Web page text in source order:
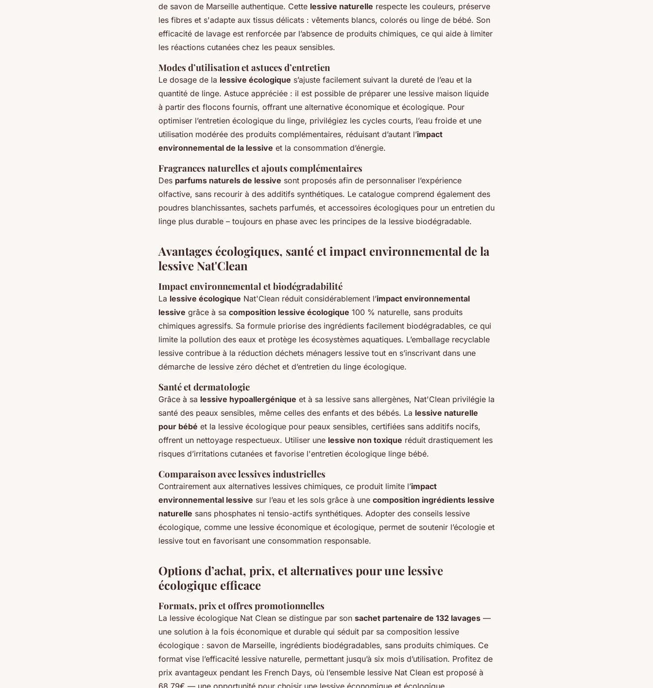
de savon de Marseille authentique. Cette lessive naturelle respecte les couleurs, préserve
les fibres et s'adapte aux tissus délicats : vêtements blancs, colorés ou linge de bébé. Son
efficacité de lavage est renforcée par l’absence de produits chimiques, ce qui aide à limiter
les réactions cutanées chez les peaux sensibles.
Modes d’utilisation et astuces d’entretien
Le dosage de la lessive écologique s’ajuste facilement suivant la dureté de l’eau et la
quantité de linge. Astuce appréciée : il est possible de préparer une lessive maison liquide
à partir des flocons fournis, offrant une alternative économique et écologique. Pour
optimiser l’entretien écologique du linge, privilégiez les cycles courts, l’eau froide et une
utilisation modérée des produits complémentaires, réduisant d’autant l’impact
environnemental de la lessive et la consommation d’énergie.
Fragrances naturelles et ajouts complémentaires
Des parfums naturels de lessive sont proposés afin de personnaliser l’expérience
olfactive, sans recourir à des additifs synthétiques. Le catalogue comprend également des
poudres blanchissantes, sachets parfumés, et accessoires écologiques pour un entretien du
linge plus durable – toujours en phase avec les principes de la lessive biodégradable.
Avantages écologiques, santé et impact environnemental de la
lessive Nat'Clean
Impact environnemental et biodégradabilité
La lessive écologique Nat'Clean réduit considérablement l’impact environnemental
lessive grâce à sa composition lessive écologique 100 % naturelle, sans produits
chimiques agressifs. Sa formule priorise des ingrédients facilement biodégradables, ce qui
limite la pollution des eaux et protège les écosystèmes aquatiques. L’emballage recyclable
lessive contribue à la réduction déchets ménagers lessive tout en s’inscrivant dans une
démarche de lessive zéro déchet et d’entretien du linge écologique.
Santé et dermatologie
Grâce à sa lessive hypoallergénique et à sa lessive sans allergènes, Nat'Clean privilégie la
santé des peaux sensibles, même celles des enfants et des bébés. La lessive naturelle
pour bébé et la lessive écologique pour peaux sensibles, certifiées sans additifs nocifs,
offrent un nettoyage respectueux. Utiliser une lessive non toxique réduit drastiquement les
risques d’irritations cutanées et favorise l'entretien écologique linge bébé.
Comparaison avec lessives industrielles
Contrairement aux alternatives lessives chimiques, ce produit limite l’impact
environnemental lessive sur l’eau et les sols grâce à une composition ingrédients lessive
naturelle sans phosphates ni tensio-actifs synthétiques. Adopter des conseils lessive
écologique, comme une lessive économique et écologique, permet de soutenir l’écologie et
lessive tout en favorisant une consommation responsable.
Options d’achat, prix, et alternatives pour une lessive
écologique efficace
Formats, prix et offres promotionnelles
La lessive écologique Nat Clean se distingue par son sachet partenaire de 132 lavages —
une solution à la fois économique et durable qui séduit par sa composition lessive
écologique : savon de Marseille, ingrédients biodégradables, sans produits chimiques. Ce
format vise l’efficacité lessive naturelle, permettant jusqu’à six mois d’utilisation. Profitez de
prix avantageux pendant les French Days, où l’ensemble lessive Nat Clean est proposé à
68,79€ — une opportunité pour choisir une lessive économique et écologique,